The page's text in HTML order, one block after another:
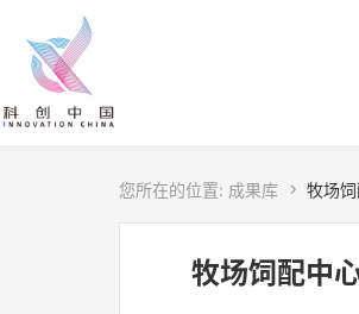
您所在的位置: 成果库  牧场
牧场饲配中